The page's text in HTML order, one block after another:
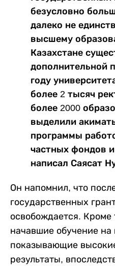
безусловно
далеко не
высшему
Казахстане
дополнительной
году
более 2 тысяч
более 2000
выделили
программы
частных фондов
написал Саясат
Он напомнил, что
государственных
освобождается. Кроме
начавшие обучение на
показывающие
результаты,